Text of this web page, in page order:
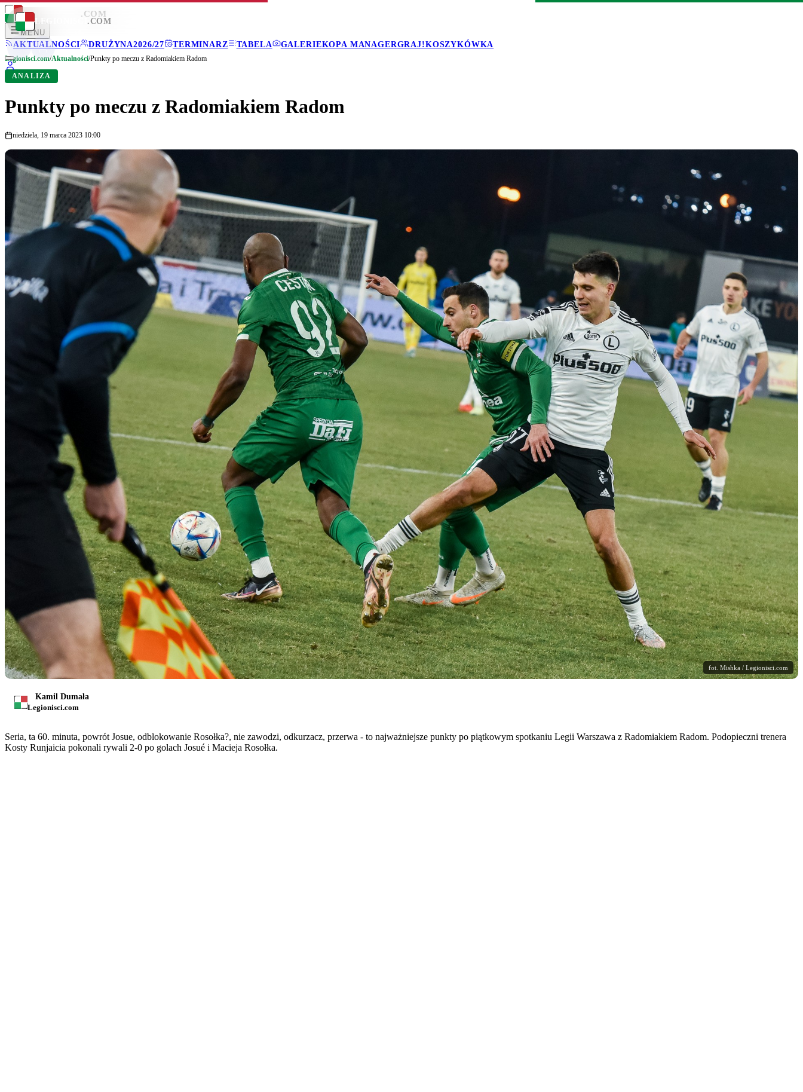
LEGIONISCI .COM
MENU
AKTUALNOŚCI
DRUŻYNA2026/27 TERMINARZ TABELA GALERIEKOPA MANAGERGRAJ!KOSZYKÓWKA
LEGIONISCI .COM
Legionisci.com/Aktualności/Punkty po meczu z Radomiakiem Radom
ANALIZA
Punkty po meczu z Radomiakiem Radom
niedziela, 19 marca 2023 10:00
fot. Mishka / Legionisci.com
Kamil Dumała
Legionisci.com
Seria, ta 60. minuta, powrót Josue, odblokowanie Rosołka?, nie zawodzi, odkurzacz, przerwa - to najważniejsze punkty po piątkowym spotkaniu Legii Warszawa z Radomiakiem Radom. Podopieczni trenera
Kosty Runjaicia pokonali rywali 2-0 po golach Josué i Macieja Rosołka.